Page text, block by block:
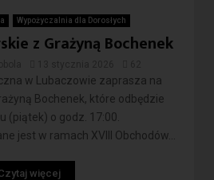
Wypożyczalnia dla Dorosłych
z Grażyną Bochenek
w Lubaczowie zaprasza na
Bochenek, które odbędzie
(piątek) o godz. 17:00.
jest w ramach XVIII Obchodów...
więcej